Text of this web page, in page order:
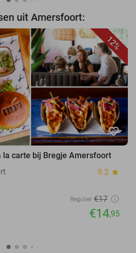
uit Amersfoort:
12%
favorite_border
la carte bij Bregje Amersfoort
9.2 star
Regulier €17
€14,95